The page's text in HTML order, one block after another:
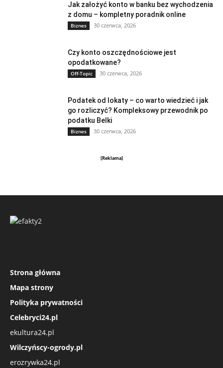
Jak założyć konto w banku bez wychodzenia
z domu – kompletny poradnik online
Biznes 30 czerwca, 2026
Czy konto oszczędnościowe jest
opodatkowane?
Off-Topic 30 czerwca, 2026
Podatek od lokaty – co warto wiedzieć i jak
go rozliczyć? Kompleksowy przewodnik po
podatku Belki
Biznes 30 czerwca, 2026
[Reklama]
Strona główna
Mapa strony
Polityka prywatności
Celebryci24.pl
ekultura24.pl
Wilczyńscy-ogrody.pl
erozrywka24.pl